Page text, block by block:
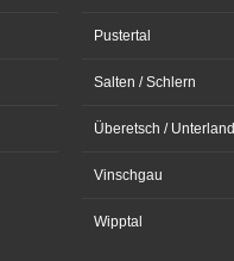
Pustertal
Salten / Schlern
Überetsch / Unterland
Vinschgau
Wipptal